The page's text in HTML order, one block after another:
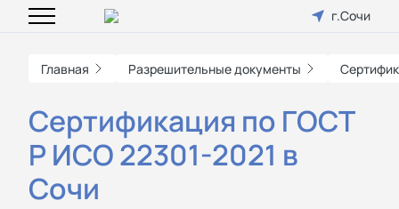
г.Сочи
Главная Разрешительные документы
Сертификация по ГОСТ
Р ИСО 22301-2021 в
Сочи